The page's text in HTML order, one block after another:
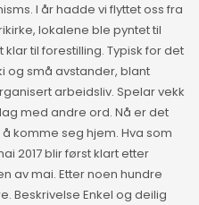
I år hadde vi flyttet oss fra
lokalene ble pyntet til
til forestilling. Typisk for det
og små avstander, blant
arbeidsliv. Spelar vekk
med andre ord. Nå er det
komme seg hjem. Hva som
2017 blir først klart etter
av mai. Etter noen hundre
Beskrivelse Enkel og deilig